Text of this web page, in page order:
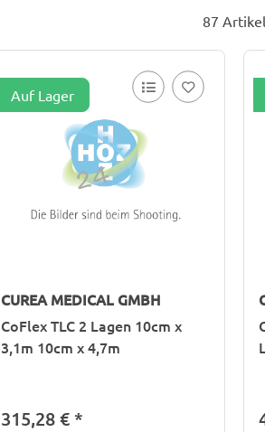
87 Artikel
Auf Lager
CUREA MEDICAL GMBH
CoFlex TLC 2 Lagen 10cm x
3,1m 10cm x 4,7m
315,28 €*